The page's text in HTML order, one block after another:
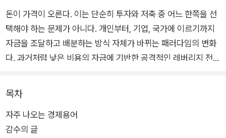
돈이 가격이 오른다. 이는 단순히 투자와 저축 중 어느 한쪽을 선
택해야 하는 문제가 아니다. 개인부터, 기업, 국가에 이르기까지
자금을 조달하고 배분하는 방식 자체가 바뀌는 패러다임의 변화
다. 과거처럼 낮은 비용의 자금에 기반한 공격적인 레버리지 전략
요해진 시점이다.
블룸버그 경제학자들의 분석을 담은 신간 《머니쇼크》는 지난 수
십 년간 하락세를 이어온 금리 환경이 구조적 전환점을 맞이하고
목차
자주 나오는 경제용어
감수의 글